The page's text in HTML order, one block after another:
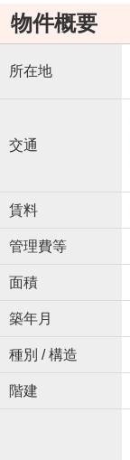
物件概要
所在地
交通
賃料
管理費等
面積
築年月
種別 / 構造
階建